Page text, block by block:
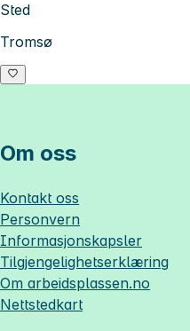
Sted
Tromsø
Om oss
Kontakt oss
Personvern
Informasjonskapsler
Tilgjengelighetserklæring
Om arbeidsplassen.no
Nettstedkart